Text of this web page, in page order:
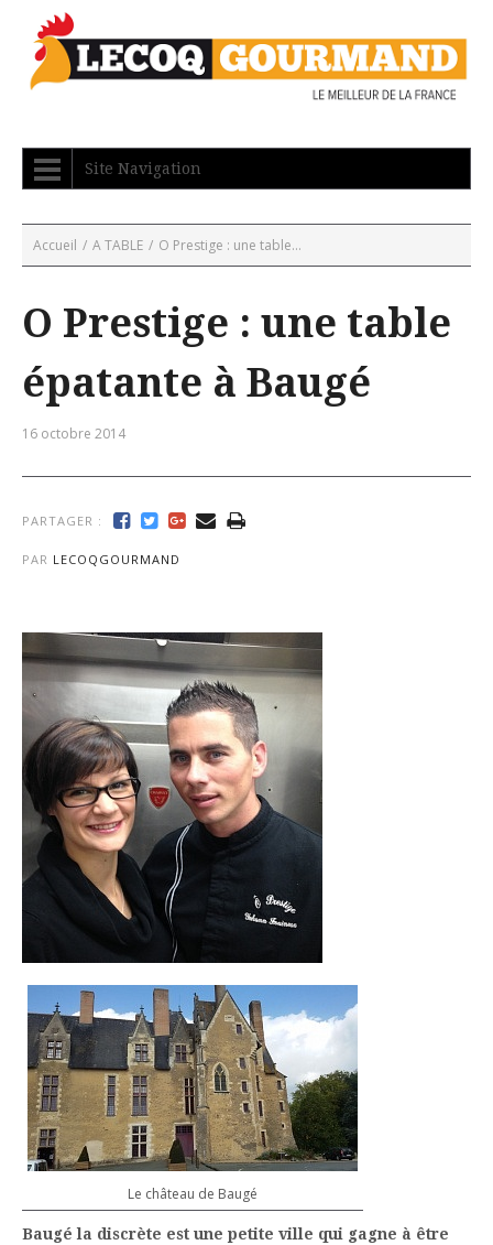
Site Navigation
Accueil / A TABLE / O Prestige : une table...
O Prestige : une table
épatante à Baugé
16 octobre 2014
PARTAGER :
PAR LECOQGOURMAND
Le château de Baugé
Baugé la discrète est une petite ville qui gagne à être